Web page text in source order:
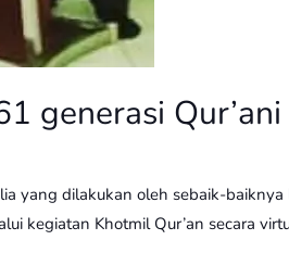
generasi Qur’ani
yang dilakukan oleh sebaik-
kegiatan Khotmil Qur’an secara